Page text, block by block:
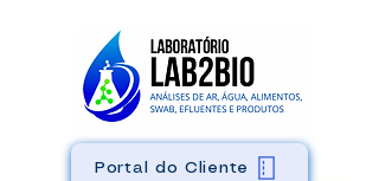
Portal do Cliente